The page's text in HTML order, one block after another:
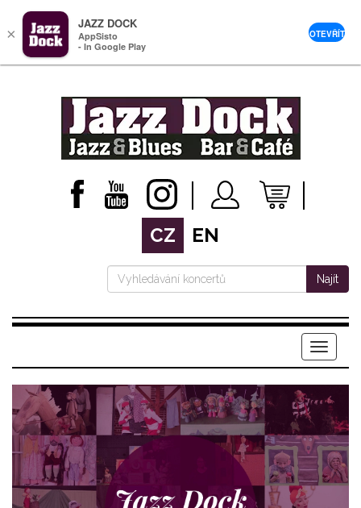
CZ EN
Najít
Menu
×
JAZZ DOCK
AppSisto
- In Google Play
OTEVŘÍT